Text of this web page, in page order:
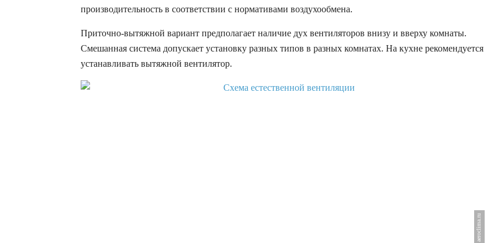
производительность в соответствии с нормативами воздухообмена.
Приточно-вытяжной вариант предполагает наличие дух вентиляторов внизу и вверху комнаты.
Смешанная система допускает установку разных типов в разных комнатах. На кухне рекомендуется
устанавливать вытяжной вентилятор.